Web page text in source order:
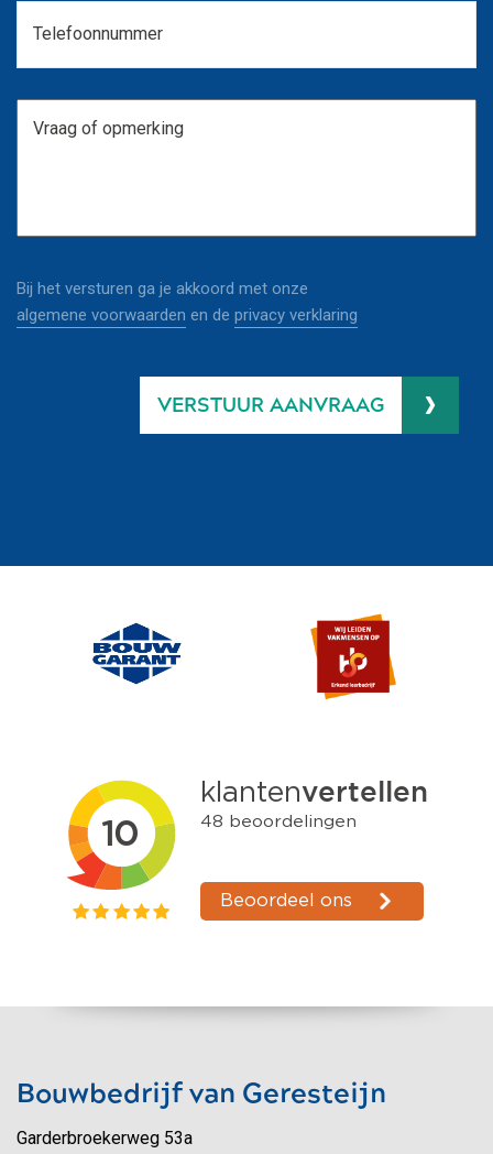
Bij het versturen ga je akkoord met onze
algemene voorwaarden en de privacy verklaring
Bouwbedrijf van Geresteijn
Garderbroekerweg 53a